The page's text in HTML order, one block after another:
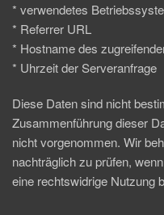
* verwendetes
* Referrer URL
* Hostname des
* Uhrzeit der Serveranfrage
Diese Daten sind nicht
Zusammenführung dieser
nicht vorgenommen. Wir
nachträglich zu prüfen,
eine rechtswidrige Nutzung